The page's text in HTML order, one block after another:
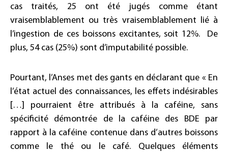
cas traités, 25 ont été jugés comme étant
vraisemblablement ou très vraisemblablement lié à
l’ingestion de ces boissons excitantes, soit 12%. De
plus, 54 cas (25%) sont d’imputabilité possible.
Pourtant, l’Anses met des gants en déclarant que « En
l’état actuel des connaissances, les effets indésirables
[…] pourraient être attribués à la caféine, sans
spécificité démontrée de la caféine des BDE par
rapport à la caféine contenue dans d’autres boissons
comme le thé ou le café. Quelques éléments